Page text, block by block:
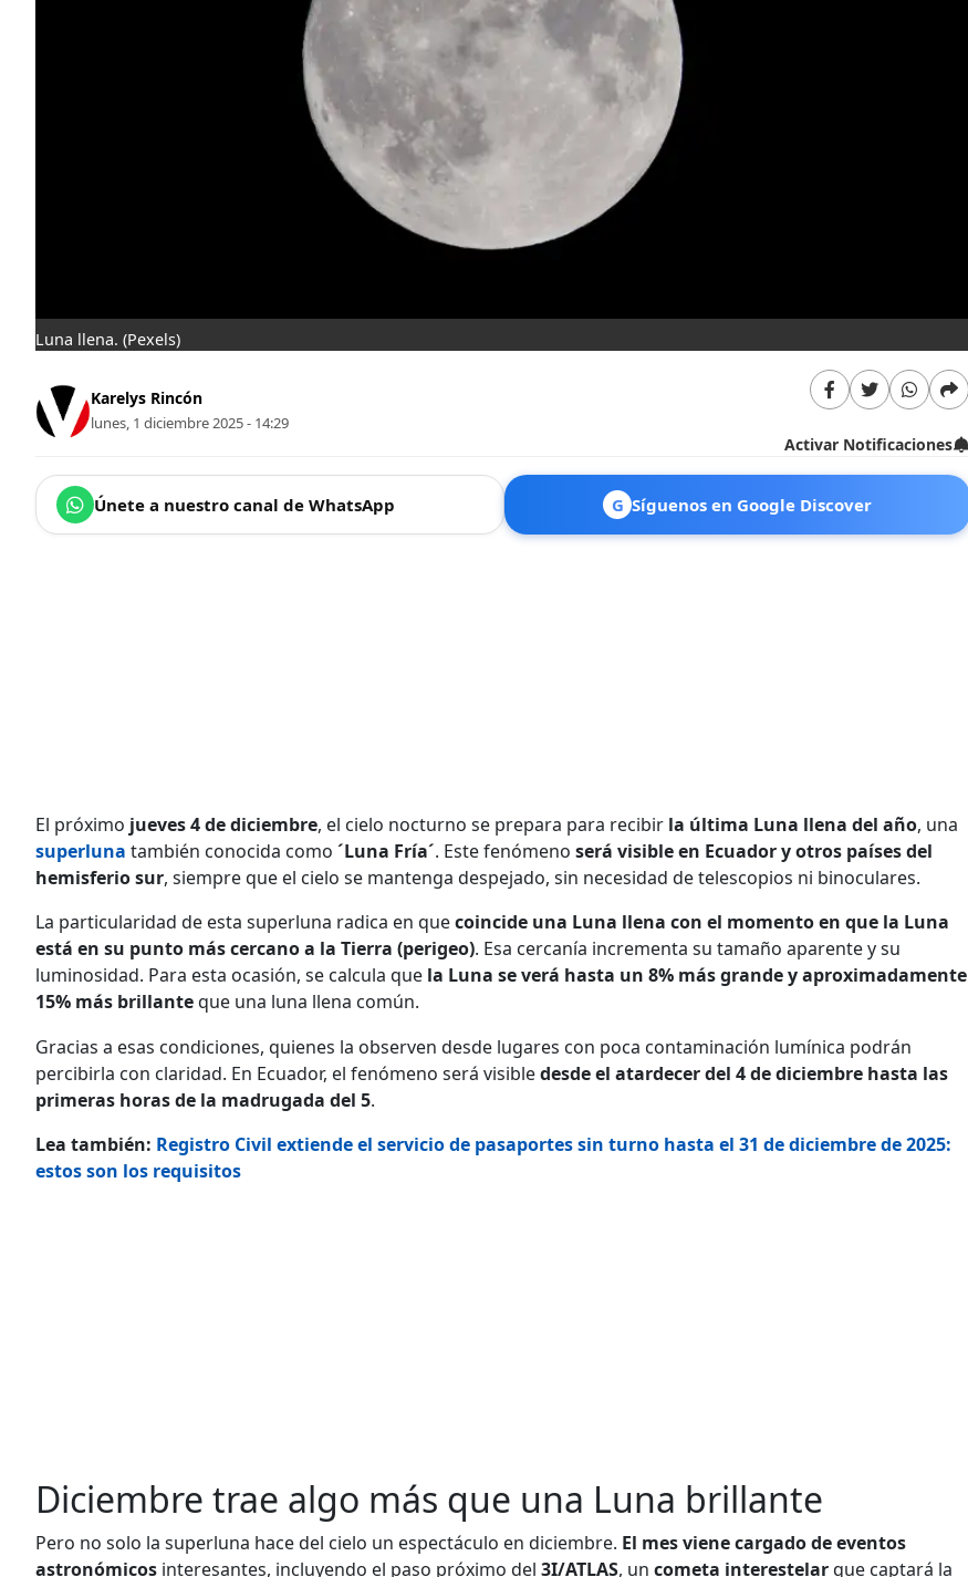
Luna llena. (Pexels)
Karelys Rincón
lunes, 1 diciembre 2025 - 14:29
Activar Notificaciones
Únete a nuestro canal de WhatsApp G Síguenos en Google Discover
El próximo jueves 4 de diciembre, el cielo nocturno se prepara para recibir la última Luna llena del año, una
superluna también conocida como ´Luna Fría´. Este fenómeno será visible en Ecuador y otros países del
hemisferio sur, siempre que el cielo se mantenga despejado, sin necesidad de telescopios ni binoculares.
La particularidad de esta superluna radica en quecoincide una Luna llena con el momento en que la Luna
está en su punto más cercano a la Tierra (perigeo). Esa cercanía incrementa su tamaño aparente y su
luminosidad. Para esta ocasión, se calcula que la Luna se verá hasta un 8% más grande y aproximadamente
15% más brillanteque una luna llena común.
Gracias a esas condiciones, quienes la observen desde lugares con poca contaminación lumínica podrán
percibirla con claridad. En Ecuador, el fenómeno será visibledesde el atardecer del 4 de diciembre hasta las
primeras horas de la madrugada del 5.
Lea también: Registro Civil extiende el servicio de pasaportes sin turno hasta el 31 de diciembre de 2025:
estos son los requisitos
Diciembre trae algo más que una Luna brillante
Pero no solo la superluna hace del cielo un espectáculo en diciembre. El mes viene cargado de eventos
astronómicos interesantes, incluyendo el paso próximo del 3I/ATLAS, un cometa interestelarque captará la